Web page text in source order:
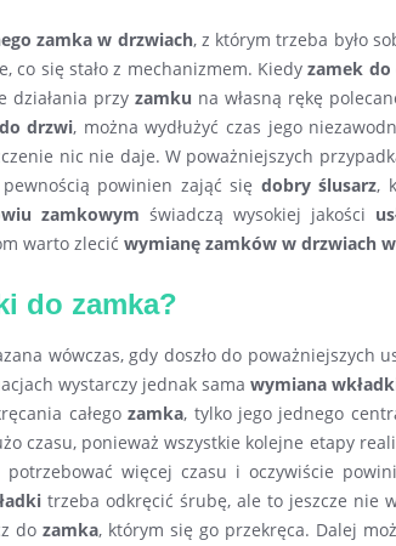
zamka w drzwiach, z którym trzeba było
co się stało z mechanizmem. Kiedyzamek
działania przy zamku na własną rękę
drzwi, można wydłużyć czas jego
nic nie daje. W poważniejszych
powinien zająć się dobry ślusarz,
zamkowym świadczą wysokiej jakości
warto zlecić wymianę zamków w drzwiach
do zamka?
wówczas, gdy doszło do poważniejszych
wystarczy jednak sama wymiana
całegozamka, tylko jego jednego
czasu, ponieważ wszystkie kolejne etapy
więcej czasu i oczywiście
trzeba odkręcić śrubę, ale to jeszcze nie
dozamka, którym się go przekręca. Dalej